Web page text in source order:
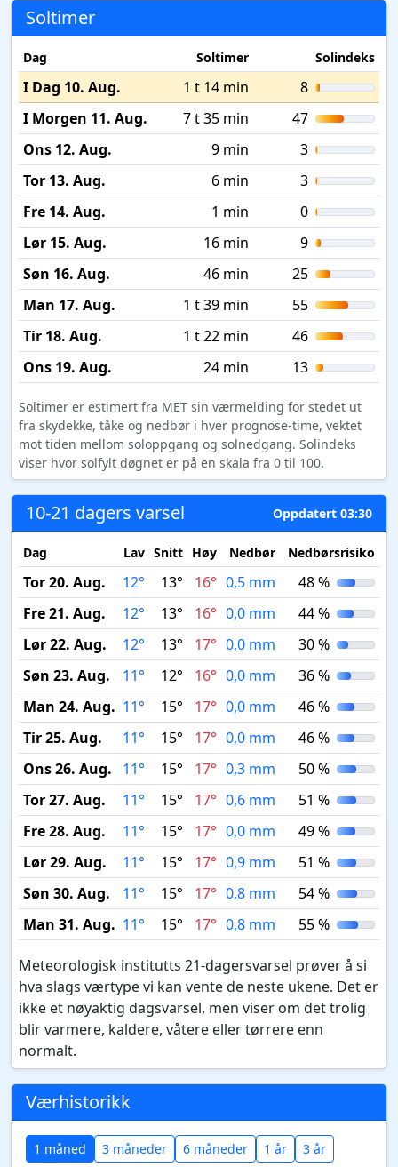
Soltimer
Dag Soltimer Solindeks
I Dag 10. Aug. 1 t 14 min
8
I Morgen 11. Aug.
7 t 35 min
47
Ons 12. Aug.
9 min
3
Tor 13. Aug.
6 min
3
Fre 14. Aug.
1 min
0
Lør 15. Aug.
16 min
9
Søn 16. Aug.
46 min
25
Man 17. Aug.
1 t 39 min
55
Tir 18. Aug.
1 t 22 min
46
Ons 19. Aug.
24 min 13
Soltimer er estimert fra MET sin værmelding for stedet ut
fra skydekke, tåke og nedbør i hver prognose-time, vektet
mot tiden mellom soloppgang og solnedgang. Solindeks
viser hvor solfylt døgnet er på en skala fra 0 til 100.
10-21 dagers varsel Oppdatert 03:30
Dag Lav Snitt Høy Nedbør Nedbørsrisiko
Tor 20. Aug. 12° 13° 16° 0,5 mm
48 %
Fre 21. Aug.
12° 13° 16° 0,0 mm
44 %
Lør 22. Aug.
12° 13° 17° 0,0 mm
30 %
Søn 23. Aug.
11° 12° 16° 0,0 mm
36 %
Man 24. Aug. 11° 15° 17° 0,0 mm
46 %
Tir 25. Aug.
11° 15° 17° 0,0 mm
46 %
Ons 26. Aug.
11° 15° 17° 0,3 mm
50 %
Tor 27. Aug.
11° 15° 17° 0,6 mm
51 %
Fre 28. Aug.
11° 15° 17° 0,0 mm
49 %
Lør 29. Aug.
11° 15° 17° 0,9 mm
51 %
Søn 30. Aug.
11° 15° 17° 0,8 mm
54 %
Man 31. Aug. 11° 15° 17° 0,8 mm 55 %
Meteorologisk institutts 21-dagersvarsel prøver å si
hva slags værtype vi kan vente de neste ukene. Det er
ikke et nøyaktig dagsvarsel, men viser om det trolig
blir varmere, kaldere, våtere eller tørrere enn
normalt.
Værhistorikk
1 måned 3 måneder 6 måneder 1 år 3 år